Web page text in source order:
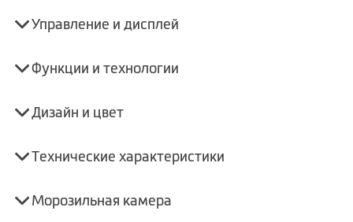
Управление и дисплей
Функции и технологии
Дизайн и цвет
Технические характеристики
Морозильная камера